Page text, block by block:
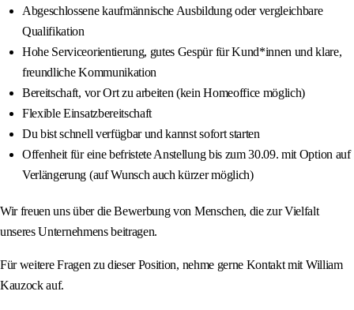
Abgeschlossene kaufmännische Ausbildung oder vergleichbare
Qualifikation
Hohe Serviceorientierung, gutes Gespür für Kund*innen und klare,
freundliche Kommunikation
Bereitschaft, vor Ort zu arbeiten (kein Homeoffice möglich)
Flexible Einsatzbereitschaft
Du bist schnell verfügbar und kannst sofort starten
Offenheit für eine befristete Anstellung bis zum 30.09. mit Option auf
Verlängerung (auf Wunsch auch kürzer möglich)
Wir freuen uns über die Bewerbung von Menschen, die zur Vielfalt
unseres Unternehmens beitragen.
Für weitere Fragen zu dieser Position, nehme gerne Kontakt mit William
Kauzock auf.